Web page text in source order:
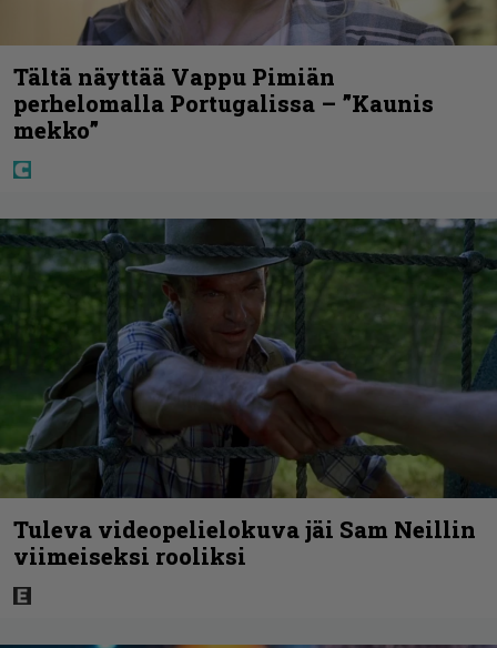
Tältä näyttää Vappu Pimiän
perhelomalla Portugalissa – ”Kaunis
mekko”
Tuleva videopelielokuva jäi Sam Neillin
viimeiseksi rooliksi